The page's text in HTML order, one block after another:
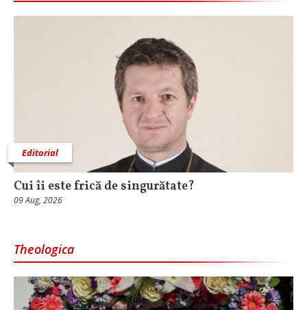
Editorial
Cui îi este frică de singurătate?
09 Aug, 2026
Theologica